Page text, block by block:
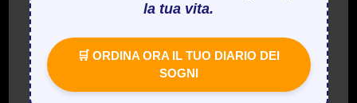
la tua vita.
🛒 ORDINA ORA IL TUO DIARIO DEI
SOGNI